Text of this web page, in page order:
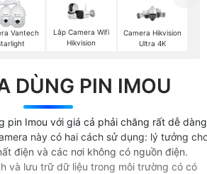
Vantech
Lắp Camera Wifi
Hikvision
Camera Hikvision
Ultra 4K
DÙNG PIN IMOU
pin Imou với giá cả phải chăng rất dễ
này có hai cách sử dụng: lý tưởng
điện và các nơi không có nguồn điện.
và lưu trữ dữ liệu trong môi trường có có